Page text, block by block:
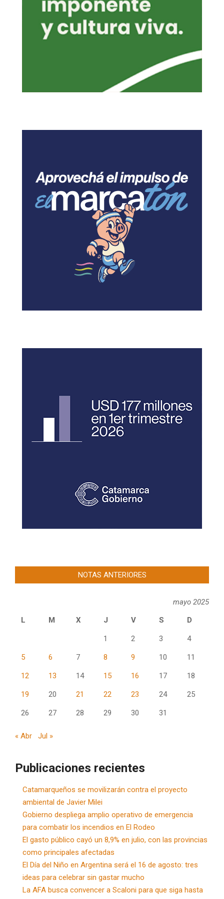
NOTAS ANTERIORES
mayo 2025
L
M X J V S D
1 2 3 4
5 6 7 8 9 10 11
12 13 14 15 16 17 18
19 20 21 22 23 24 25
26 27 28 29 30 31
« Abr Jul »
Publicaciones recientes
Catamarqueños se movilizarán contra el proyecto
ambiental de Javier Milei
Gobierno despliega amplio operativo de emergencia
para combatir los incendios en El Rodeo
El gasto público cayó un 8,9% en julio, con las provincias
como principales afectadas
El Día del Niño en Argentina será el 16 de agosto: tres
ideas para celebrar sin gastar mucho
La AFA busca convencer a Scaloni para que siga hasta